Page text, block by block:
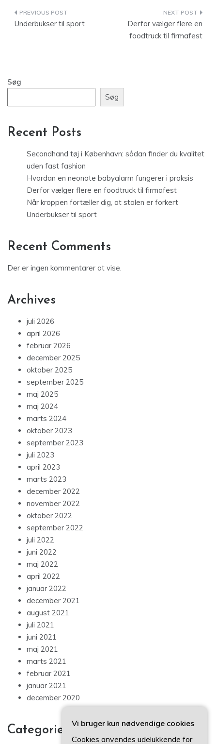
Indlægsnavigation
Underbukser til sport
Derfor vælger flere en
foodtruck til firmafest
Søg
Søg
Recent Posts
Secondhand tøj i København: sådan finder du kvalitet
uden fast fashion
Hvordan en neonate babyalarm fungerer i praksis
Derfor vælger flere en foodtruck til firmafest
Når kroppen fortæller dig, at stolen er forkert
Underbukser til sport
Recent Comments
Der er ingen kommentarer at vise.
Archives
juli 2026
april 2026
februar 2026
december 2025
oktober 2025
september 2025
maj 2025
maj 2024
marts 2024
oktober 2023
september 2023
juli 2023
april 2023
marts 2023
december 2022
november 2022
oktober 2022
september 2022
juli 2022
juni 2022
maj 2022
april 2022
januar 2022
december 2021
august 2021
juli 2021
juni 2021
maj 2021
marts 2021
februar 2021
januar 2021
december 2020
Categories
Vi bruger kun nødvendige cookies
Cookies anvendes udelukkende for